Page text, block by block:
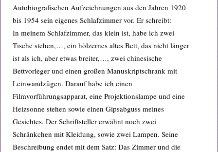
Autobiografischen Aufzeichnungen aus den Jahren 1920
bis 1954 sein eigenes Schlafzimmer vor. Er schreibt:
In meinem Schlafzimmer, das klein ist, habe ich zwei
Tische stehen,…, ein hölzernes altes Bett, das nicht länger
ist als ich, aber etwas breiter,…, zwei chinesische
Bettvorleger und einen großen Manuskriptschrank mit
Leinwandzügen. Darauf habe ich einen
Filmvorführungsapparat, eine Projektionslampe und eine
Heizsonne stehen sowie einen Gipsabguss meines
Gesichtes. Der Schriftsteller erwähnt noch zwei
Schränkchen mit Kleidung, sowie zwei Lampen. Seine
Beschreibung endet mit dem Satz: Das Zimmer und die